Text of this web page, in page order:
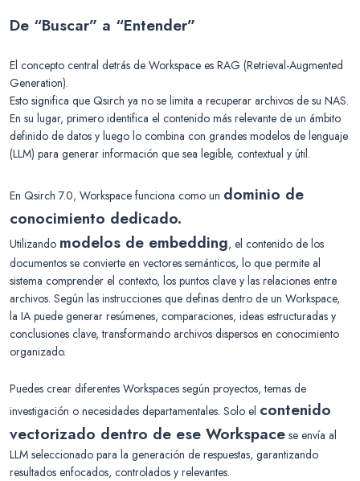
De “Buscar” a “Entender”
El concepto central detrás de Workspace es RAG (Retrieval-Augmented
Generation).
Esto significa que Qsirch ya no se limita a recuperar archivos de su NAS.
En su lugar, primero identifica el contenido más relevante de un ámbito
definido de datos y luego lo combina con grandes modelos de lenguaje
(LLM) para generar información que sea legible, contextual y útil.
En Qsirch 7.0, Workspace funciona como un dominio de
conocimiento dedicado.
Utilizando modelos de embedding, el contenido de los
documentos se convierte en vectores semánticos, lo que permite al
sistema comprender el contexto, los puntos clave y las relaciones entre
archivos. Según las instrucciones que definas dentro de un Workspace,
la IA puede generar resúmenes, comparaciones, ideas estructuradas y
conclusiones clave, transformando archivos dispersos en conocimiento
organizado.
Puedes crear diferentes Workspaces según proyectos, temas de
investigación o necesidades departamentales. Solo el contenido
vectorizado dentro de ese Workspace se envía al
LLM seleccionado para la generación de respuestas, garantizando
resultados enfocados, controlados y relevantes.